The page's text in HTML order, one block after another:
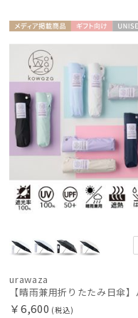
載商品
urawaza
￥6,600 (税込)